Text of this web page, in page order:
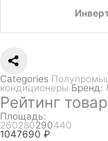
Categories
кондиционеры Бренд:
Рейтинг
Площадь:
260280290440
1047690 ₽